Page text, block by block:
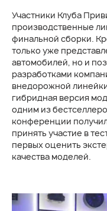
Участники Клуба
производственные
финальной сборки.
только уже
автомобилей, но и
разработками
внедорожной
гибридная версия
одним из
конференции
принять участие в
первых оценить
качества моделей.